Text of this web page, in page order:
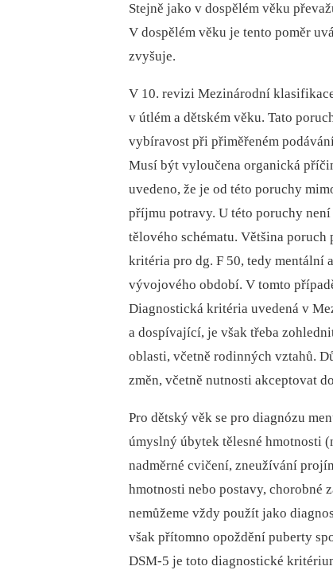
Stejně jako v dospělém věku
V dospělém věku je tento poměr
zvyšuje.
V 10. revizi Mezinárodní
v útlém a dětském věku. Tato
vybíravost při přiměřeném
Musí být vyloučena organická
uvedeno, že je od této poruchy
příjmu potravy. U této poruchy
tělového schématu. Většina
kritéria pro dg. F 50, tedy
vývojového období. V tomto
Diagnostická kritéria uvedená v
a dospívající, je však třeba
oblasti, včetně rodinných vztahů.
změn, včetně nutnosti akceptovat
Pro dětský věk se pro diagnózu
úmyslný úbytek tělesné hmotnosti
nadměrné cvičení, zneužívání
hmotnosti nebo postavy, chorobné
nemůžeme vždy použít jako
však přítomno opoždění puberty
DSM-5 je toto diagnostické